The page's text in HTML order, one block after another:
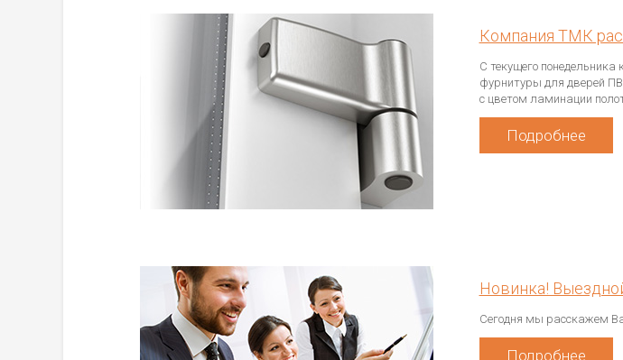
Компания ТМК
С текущего
фурнитуры для дверей
с цветом ламинации
Подробнее
Новинка!
Сегодня мы расскажем
Подробнее